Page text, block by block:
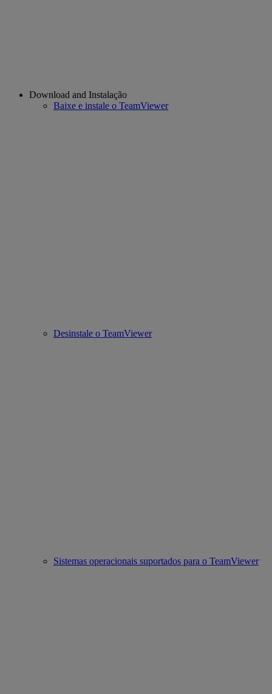
Download and Instalação
Baixe e instale o TeamViewer
Desinstale o TeamViewer
Sistemas operacionais suportados para o TeamViewer